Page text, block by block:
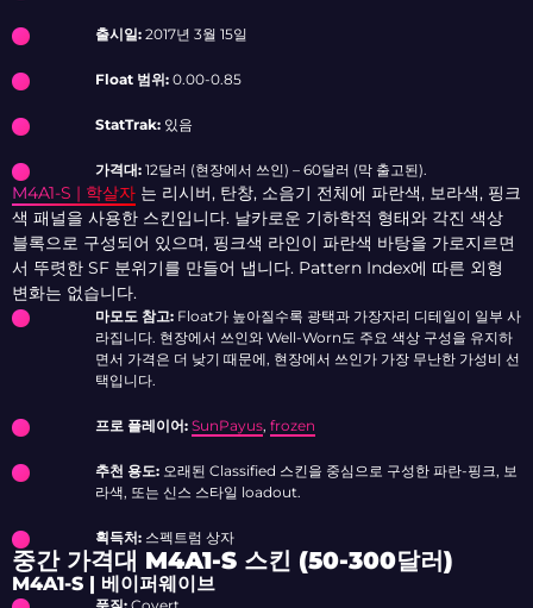
출시일: 2017년 3월 15일
Float 범위: 0.00-0.85
StatTrak: 있음
가격대: 12달러 (현장에서 쓰인) – 60달러 (막 출고된).
M4A1-S | 학살자 는 리시버, 탄창, 소음기 전체에 파란색, 보라색, 핑크
색 패널을 사용한 스킨입니다. 날카로운 기하학적 형태와 각진 색상
블록으로 구성되어 있으며, 핑크색 라인이 파란색 바탕을 가로지르면
서 뚜렷한 SF 분위기를 만들어 냅니다. Pattern Index에 따른 외형
변화는 없습니다.
마모도 참고: Float가 높아질수록 광택과 가장자리 디테일이 일부 사
라집니다. 현장에서 쓰인와 Well-Worn도 주요 색상 구성을 유지하
면서 가격은 더 낮기 때문에, 현장에서 쓰인가 가장 무난한 가성비 선
택입니다.
프로 플레이어: SunPayus, frozen
추천 용도: 오래된 Classified 스킨을 중심으로 구성한 파란-핑크, 보
라색, 또는 신스 스타일 loadout.
획득처: 스펙트럼 상자
중간 가격대 M4A1-S 스킨 (50-300달러)
M4A1-S | 베이퍼웨이브